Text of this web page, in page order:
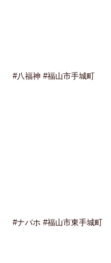
#八福神 #福山市手城町
#ナバホ #福山市東手城町